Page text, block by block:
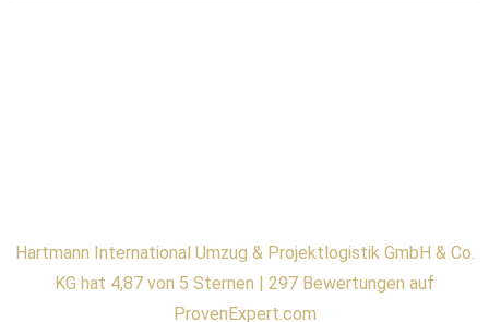
Hartmann International Umzug & Projektlogistik GmbH & Co.
KG hat 4,87 von 5 Sternen | 297 Bewertungen auf
ProvenExpert.com